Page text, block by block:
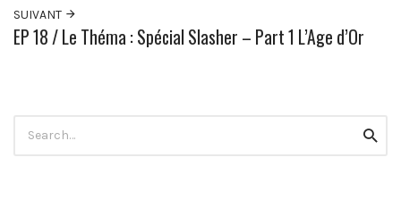
SUIVANT
EP 18 / Le Théma : Spécial Slasher – Part 1 L’Age d’Or